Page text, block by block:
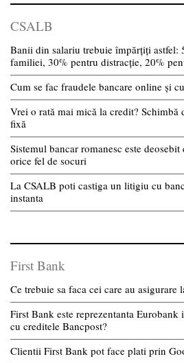
CSALB
Banii din salariu trebuie împărțiți astfel:
familiei, 30% pentru distracție, 20%
Cum se fac fraudele bancare online și
Vrei o rată mai mică la credit? Schimbă
fixă
Sistemul bancar romanesc este
orice fel de socuri
La CSALB poti castiga un litigiu cu
instanta
First Bank
Ce trebuie sa faca cei care au asigurare
First Bank este reprezentanta Eurobank
cu creditele Bancpost?
Clientii First Bank pot face plati prin